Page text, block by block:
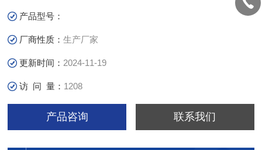
产品型号：
厂商性质：生产厂家
更新时间： 2024-11-19
访 问 量： 1208
产品咨询 联系我们